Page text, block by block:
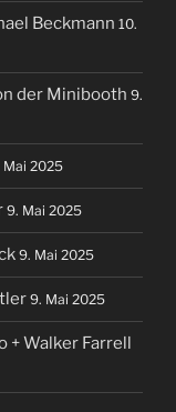
Beckmann 10.
der Minibooth 9.
Mai 2025
9. Mai 2025
9. Mai 2025
9. Mai 2025
+ Walker Farrell